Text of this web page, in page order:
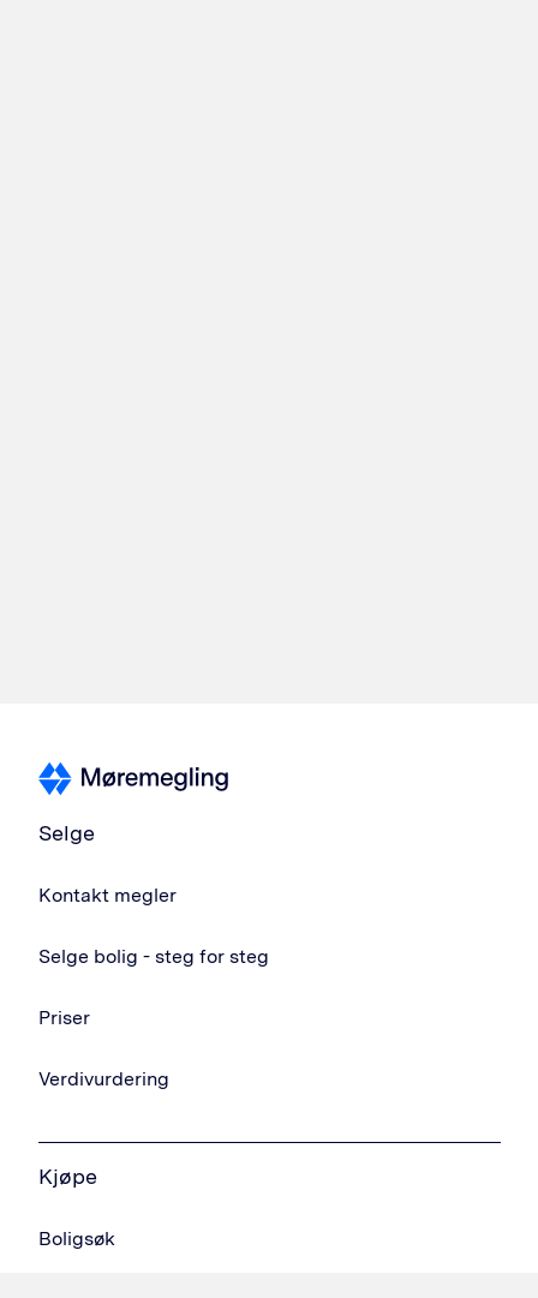
Selge
Kontakt megler
Selge bolig - steg for steg
Priser
Verdivurdering
Kjøpe
Boligsøk